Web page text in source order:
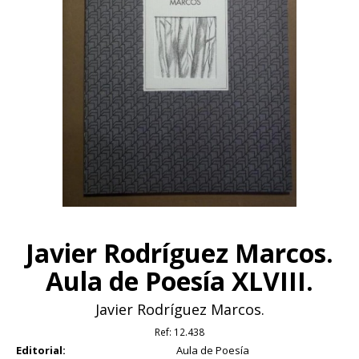
Javier Rodríguez Marcos.
Aula de Poesía XLVIII.
Javier Rodríguez Marcos.
Ref: 12.438
Editorial:
Aula de Poesía